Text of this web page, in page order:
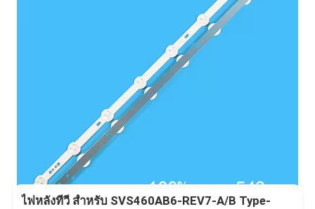
ไฟหลังทีวี สําหรับ SVS460AB6-REV7-A/B Type-